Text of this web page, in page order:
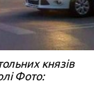
князів
Фото: